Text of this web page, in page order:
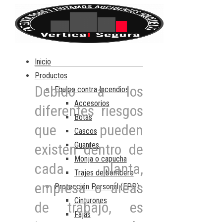
Inicio
Productos
Equipo contra Incendios
Accesorios
Botas
Cascos
Guantes
Monja o capucha
Trajes de bombero
Protección Personal (EPP)
Cinturones
Fajas
Debido a los
diferentes riesgos
que pueden
existen dentro de
cada planta,
empresa o áreas
de trabajo, es